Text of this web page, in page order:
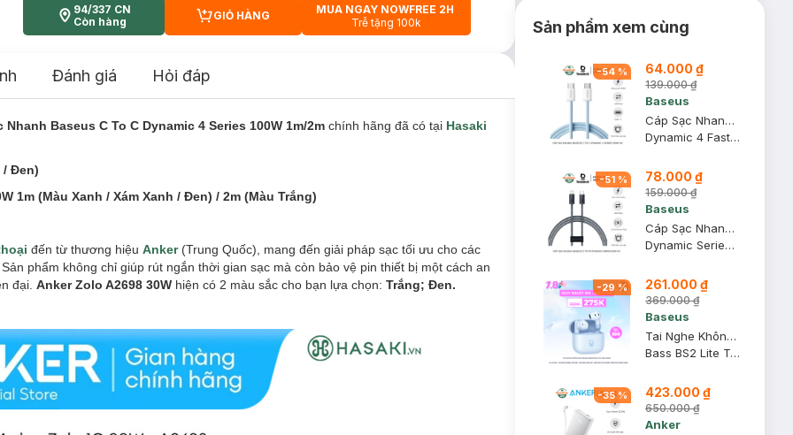
94/337 CN
Còn hàng
CART PLUS ICON
GIỎ HÀNG
MUA NGAY NOWFREE 2H
Trễ tặng 100k
Đánh giá Hỏi đáp
Baseus C To C Dynamic 4 Series 100W 1m/2m chính hãng đã có tại Hasaki
/ Đen)
1m (Màu Xanh / Xám Xanh / Đen) / 2m (Màu Trắng)
đến từ thương hiệu Anker(Trung Quốc), mang đến giải pháp sạc tối ưu cho các
phẩm không chỉ giúp rút ngắn thời gian sạc mà còn bảo vệ pin thiết bị một cách an
đại. Anker Zolo A2698 30W hiện có 2 màu sắc cho bạn lựa chọn: Trắng; Đen.
Sản phẩm xem cùng
-54 % 64.000 ₫
139.000 ₫
Baseus
Cáp Sạc Nhanh Baseus C To C Dynamic 4 Series 100W 1m Màu Xanh
Dynamic 4 Fast Charging Data Cable USB-C To USB-C 100W 1m Galaxy Blue
-51 % 78.000 ₫
159.000 ₫
Baseus
Cáp Sạc Nhanh Baseus C To IP Dynamic Series 20W 1m Màu Xám Xanh
Dynamic Series Type C To Lightning PD 20W 1m Slate Gray
-29 % 261.000 ₫
369.000 ₫
Baseus
Tai Nghe Không Dây Baseus Bass BS2 Lite Màu Xanh
Bass BS2 Lite True Wireless Earbuds
-35% 423.000 ₫
650.000 ₫
Anker